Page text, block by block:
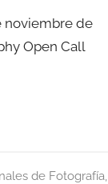
noviembre de
Open Call
de Fotografía,